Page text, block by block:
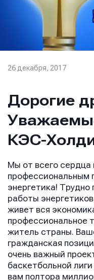
26 декабря, 2017
Дорогие
КЭС-
Мы от всего сердца
профессиональным
энергетика! Трудно
работы
живет вся
профессиональное
житель страны.
гражданская
очень важный
баскетбольной
вам полтора